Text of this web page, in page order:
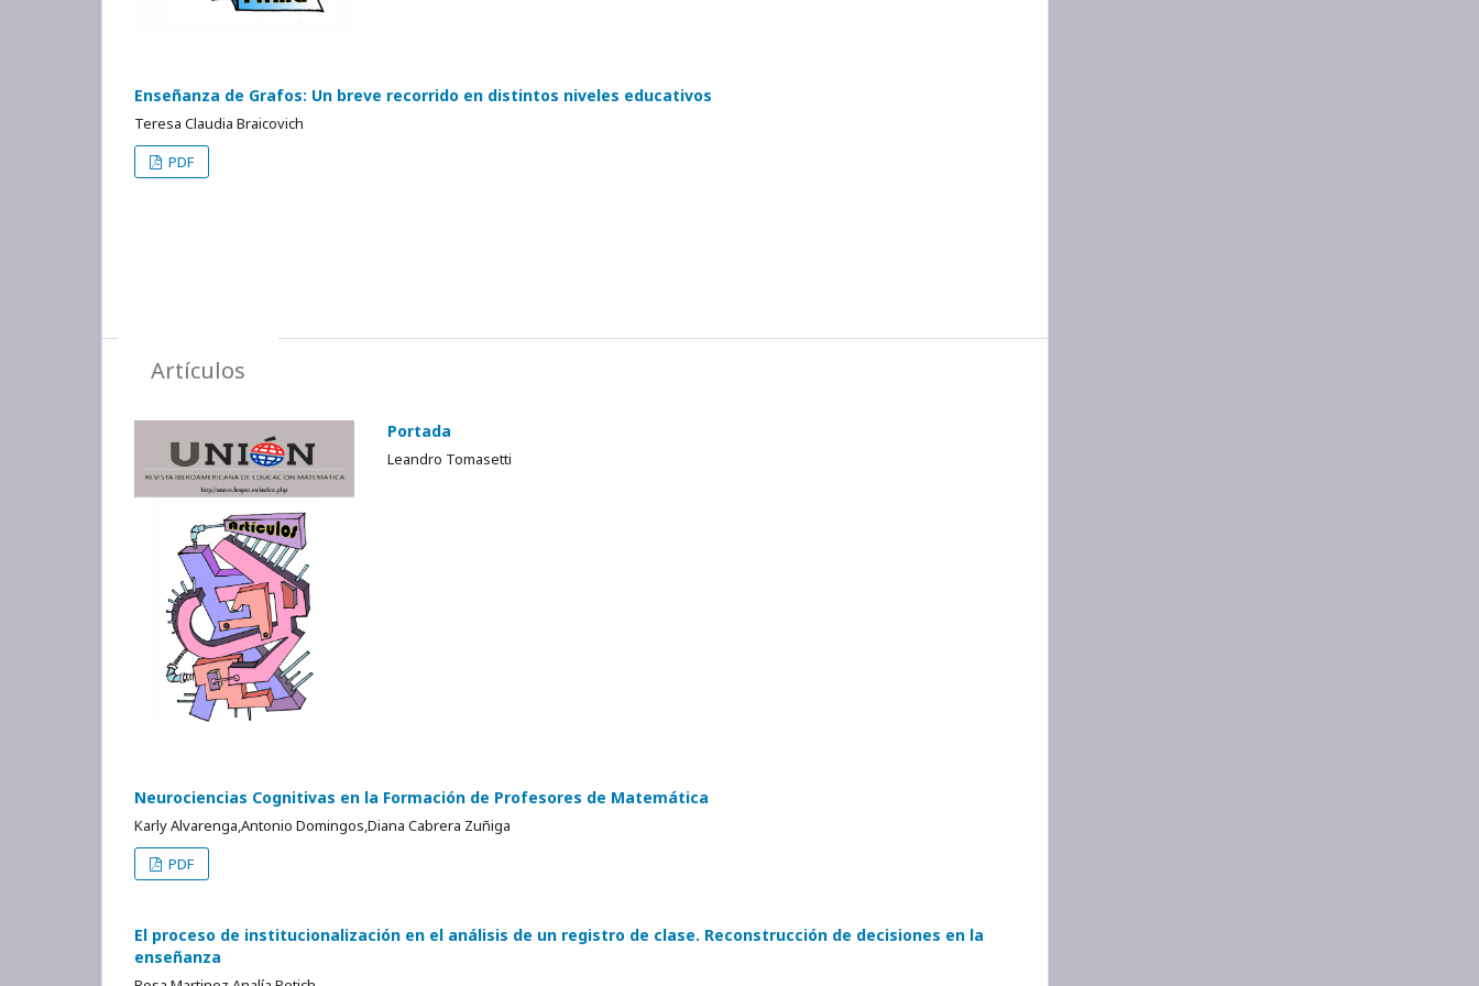
Enseñanza de Grafos: Un breve recorrido en distintos niveles educativos
Teresa Claudia Braicovich
PDF
Artículos
Portada
Leandro Tomasetti
Neurociencias Cognitivas en la Formación de Profesores de Matemática
Karly Alvarenga,Antonio Domingos,Diana Cabrera Zuñiga
PDF
El proceso de institucionalización en el análisis de un registro de clase. Reconstrucción de decisiones en la
enseñanza